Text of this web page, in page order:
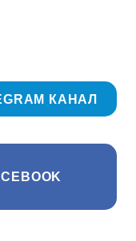
КАНАЛ